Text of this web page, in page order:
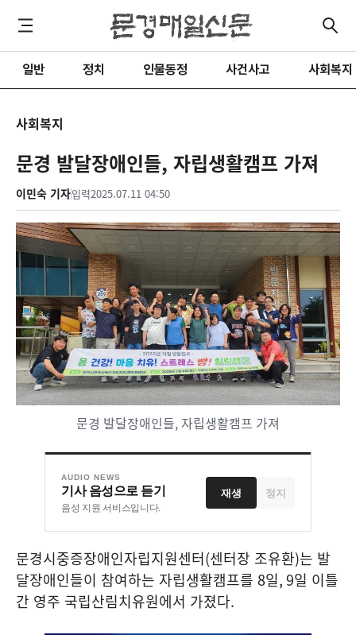
일반 정치 인물동정 사건사고 사회복지
사회복지
문경 발달장애인들, 자립생활캠프 가져
이민숙 기자입력2025.07.11 04:50
문경 발달장애인들, 자립생활캠프 가져
AUDIO NEWS
기사 음성으로 듣기
음성 지원 서비스입니다.
재생 정지
문경시중증장애인자립지원센터(센터장 조유환)는 발
달장애인들이 참여하는 자립생활캠프를 8일, 9일 이틀
간 영주 국립산림치유원에서 가졌다.